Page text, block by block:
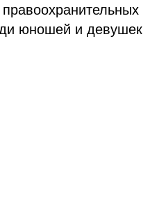
юношей и девушек